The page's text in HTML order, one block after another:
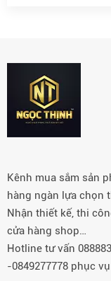
Kênh mua sắm sản
hàng ngàn lựa chọn
Nhận thiết kế, thi
cửa hàng shop…
Hotline tư vấn
-0849277778 phục